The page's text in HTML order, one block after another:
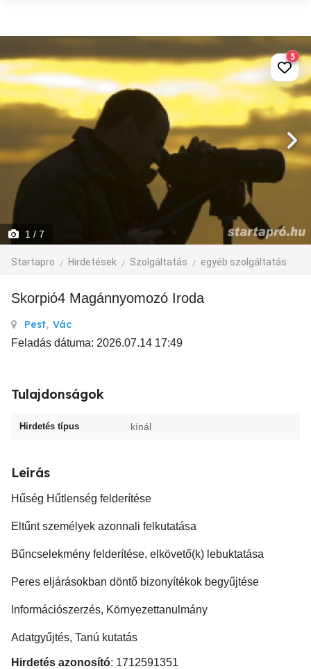
1 / 7
Startapro Hirdetések Szolgáltatás egyéb szolgáltatás
3
Skorpió4 Magánnyomozó Iroda
Pest, Vác
Feladás dátuma: 2026.07.14 17:49
Tulajdonságok
Hirdetés típus kínál
Leírás
Hűség Hűtlenség felderítése
Eltűnt személyek azonnali felkutatása
Bűncselekmény felderítése, elkövető(k) lebuktatása
Peres eljárásokban döntő bizonyítékok begyűjtése
Információszerzés, Környezettanulmány
Adatgyűjtés, Tanú kutatás
Hirdetés azonosító: 1712591351